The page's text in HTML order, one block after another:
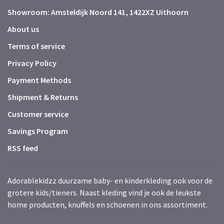
Showroom: Amsteldijk Noord 141, 1422XZ Uithoorn
About us
Terms of service
Privacy Policy
Payment Methods
Shipment & Returns
Customer service
Savings Program
RSS feed
Adorablekidzz duurzame baby- en kinderkleding ook voor de
grotere kids/tieners. Naast kleding vind je ook de leukste
home producten, knuffels en schoenen in ons assortiment.